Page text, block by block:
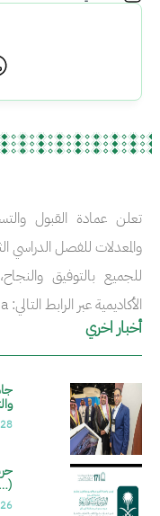
تعلن عمادة القبول
للجميع بالتوفيق
الأكاديمية عبر الرابط التالي: https://eserve.psau.edu.sa
أخبار اخري
(…